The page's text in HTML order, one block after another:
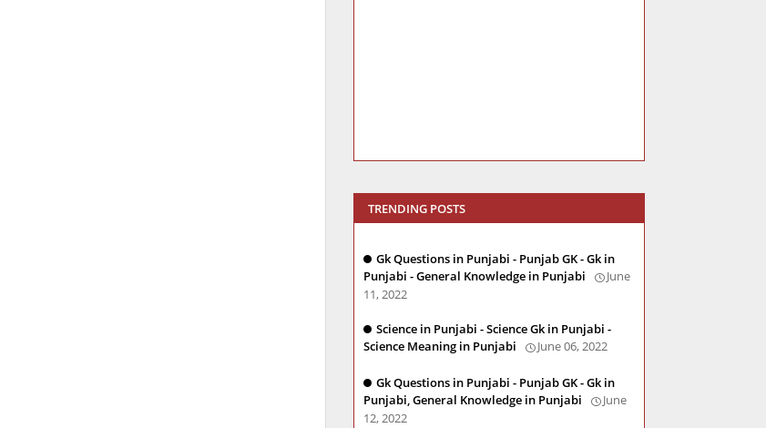
TRENDING POSTS
Gk Questions in Punjabi - Punjab GK - Gk in
Punjabi - General Knowledge in Punjabi
June
11, 2022
Science in Punjabi - Science Gk in Punjabi -
Science Meaning in Punjabi
June 06, 2022
Gk Questions in Punjabi - Punjab GK - Gk in
Punjabi, General Knowledge in Punjabi
June
12, 2022